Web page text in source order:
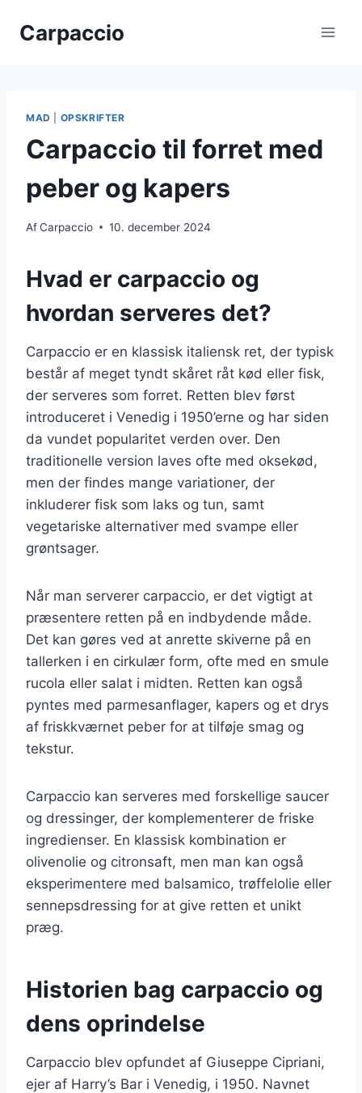
Carpaccio
MAD OPSKRIFTER
Carpaccio til forret med
peber og kapers
AfCarpaccio 10. december 2024
Hvad er carpaccio og
hvordan serveres det?
Carpaccio er en klassisk italiensk ret, der typisk
består af meget tyndt skåret råt kød eller fisk,
der serveres som forret. Retten blev først
introduceret i Venedig i 1950’erne og har siden
da vundet popularitet verden over. Den
traditionelle version laves ofte med oksekød,
men der findes mange variationer, der
inkluderer fisk som laks og tun, samt
vegetariske alternativer med svampe eller
grøntsager.
Når man serverer carpaccio, er det vigtigt at
præsentere retten på en indbydende måde.
Det kan gøres ved at anrette skiverne på en
tallerken i en cirkulær form, ofte med en smule
rucola eller salat i midten. Retten kan også
pyntes med parmesanflager, kapers og et drys
af friskkværnet peber for at tilføje smag og
tekstur.
Carpaccio kan serveres med forskellige saucer
og dressinger, der komplementerer de friske
ingredienser. En klassisk kombination er
olivenolie og citronsaft, men man kan også
eksperimentere med balsamico, trøffelolie eller
sennepsdressing for at give retten et unikt
præg.
Historien bag carpaccio og
dens oprindelse
Carpaccio blev opfundet af Giuseppe Cipriani,
ejer af Harry’s Bar i Venedig, i 1950. Navnet